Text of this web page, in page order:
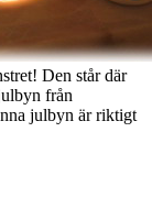
Den står där
från
julbyn är riktigt